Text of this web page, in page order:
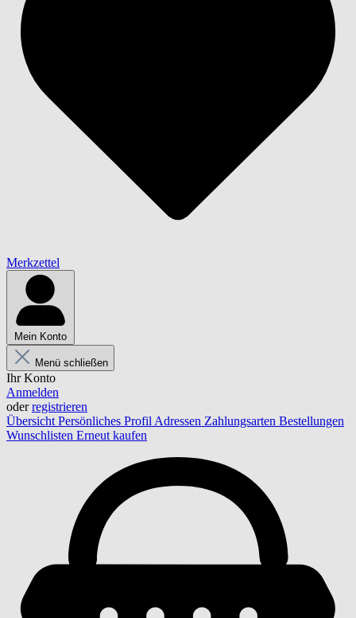
Merkzettel
Mein Konto
Menü schließen
Ihr Konto
Anmelden
oderregistrieren
Übersicht Persönliches Profil Adressen Zahlungsarten Bestellungen
Wunschlisten Erneut kaufen